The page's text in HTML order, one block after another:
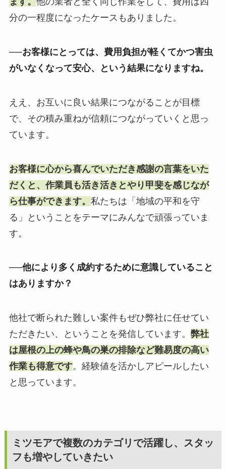
分の一程度になったケースもありました。
──お客様にとっては、費用負担が軽くてかつ害虫
がいなくなって安心、という結果になりますね。
ええ、お互いに良い結果につながることが目標
で、その積み重ねが信頼につながっていくと思っ
ています。
お客様に心から喜んでいただき感謝の言葉をいた
だくと、作業員も活き活きとやり甲斐を感じなが
ら仕事ができます。 私たちは「地域の平和を守
る」ということをテーマにみんなで頑張っていま
す。
──他により多く成約するために意識していること
はありますか？
他社で断られた難しい案件もぜひ弊社に任せてい
ただきたい、ということを発信しています。 弊社
は屋根の上の蜂や鳥の巣の排除など難易度の高い
作業も得意です。経験値を活かしアピールしたい
と思っています。
ミツモアで複数のカテゴリで活躍し、スタッ
フも増やしていきたい